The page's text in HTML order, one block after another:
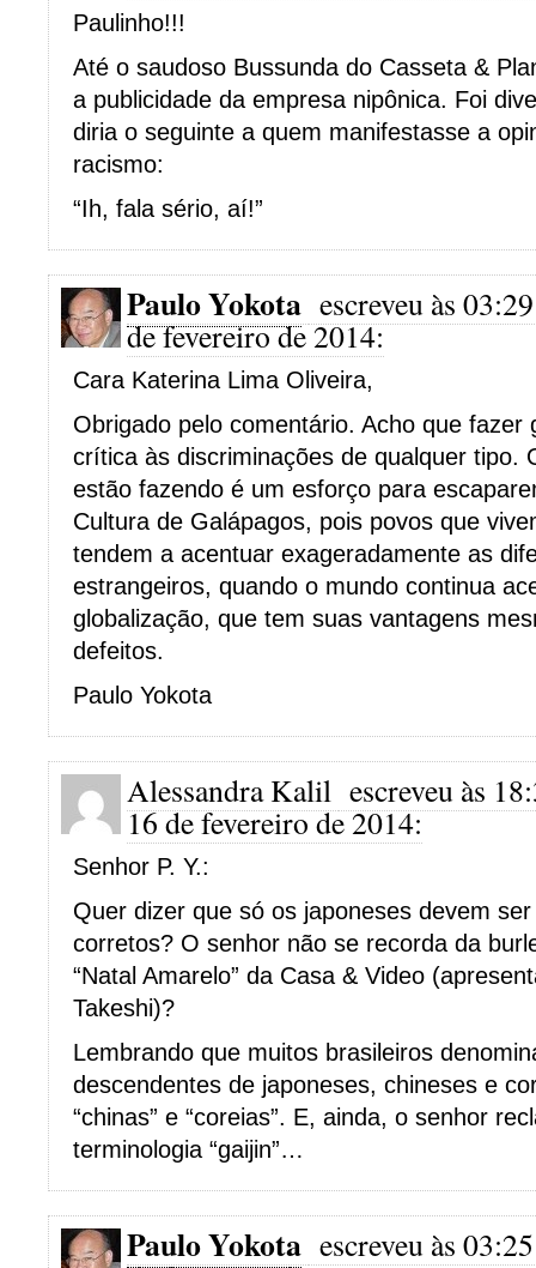
Paulinho!!!
Até o saudoso Bussunda do Casseta &
a publicidade da empresa nipônica. Foi
diria o seguinte a quem manifestasse a
racismo:
“Ih, fala sério, aí!”
Paulo Yokota escreveu às
de fevereiro de 2014:
Cara Katerina Lima Oliveira,
Obrigado pelo comentário. Acho que fazer
crítica às discriminações de qualquer tipo.
estão fazendo é um esforço para
Cultura de Galápagos, pois povos que
tendem a acentuar exageradamente as
estrangeiros, quando o mundo continua
globalização, que tem suas vantagens
defeitos.
Paulo Yokota
Alessandra Kalil escreveu às
16 de fevereiro de 2014:
Senhor P. Y.:
Quer dizer que só os japoneses devem
corretos? O senhor não se recorda da
“Natal Amarelo” da Casa & Video
Takeshi)?
Lembrando que muitos brasileiros
descendentes de japoneses, chineses e
“chinas” e “coreias”. E, ainda, o senhor
terminologia “gaijin”…
Paulo Yokota escreveu às